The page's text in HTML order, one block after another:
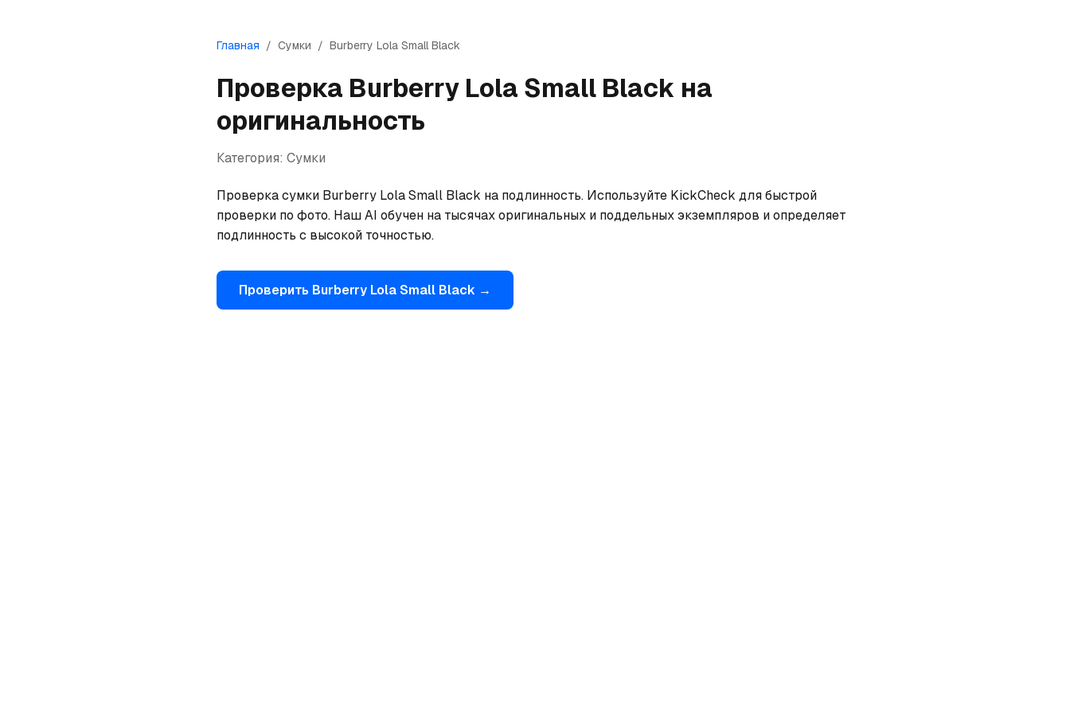
Главная / Сумки / Burberry Lola Small Black
Проверка Burberry Lola Small Black на
оригинальность
Категория: Сумки
Проверка сумки Burberry Lola Small Black на подлинность. Используйте KickCheck для быстрой
проверки по фото. Наш AI обучен на тысячах оригинальных и поддельных экземпляров и определяет
подлинность с высокой точностью.
Проверить Burberry Lola Small Black →